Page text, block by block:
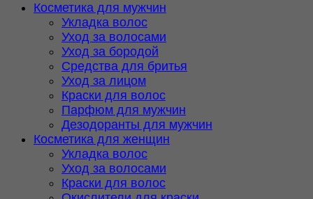
Косметика для мужчин
Укладка волос
Уход за волосами
Уход за бородой
Средства для бритья
Уход за лицом
Краски для волос
Парфюм для мужчин
Дезодоранты для мужчин
Косметика для женщин
Укладка волос
Уход за волосами
Краски для волос